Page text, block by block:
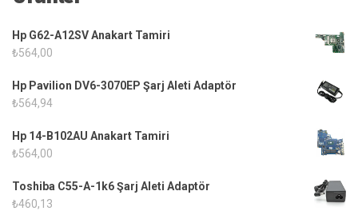
Hp G62-A12SV Anakart Tamiri
₺564,00
Hp Pavilion DV6-3070EP Şarj Aleti Adaptör
₺564,94
Hp 14-B102AU Anakart Tamiri
₺564,00
Toshiba C55-A-1k6 Şarj Aleti Adaptör
₺460,13